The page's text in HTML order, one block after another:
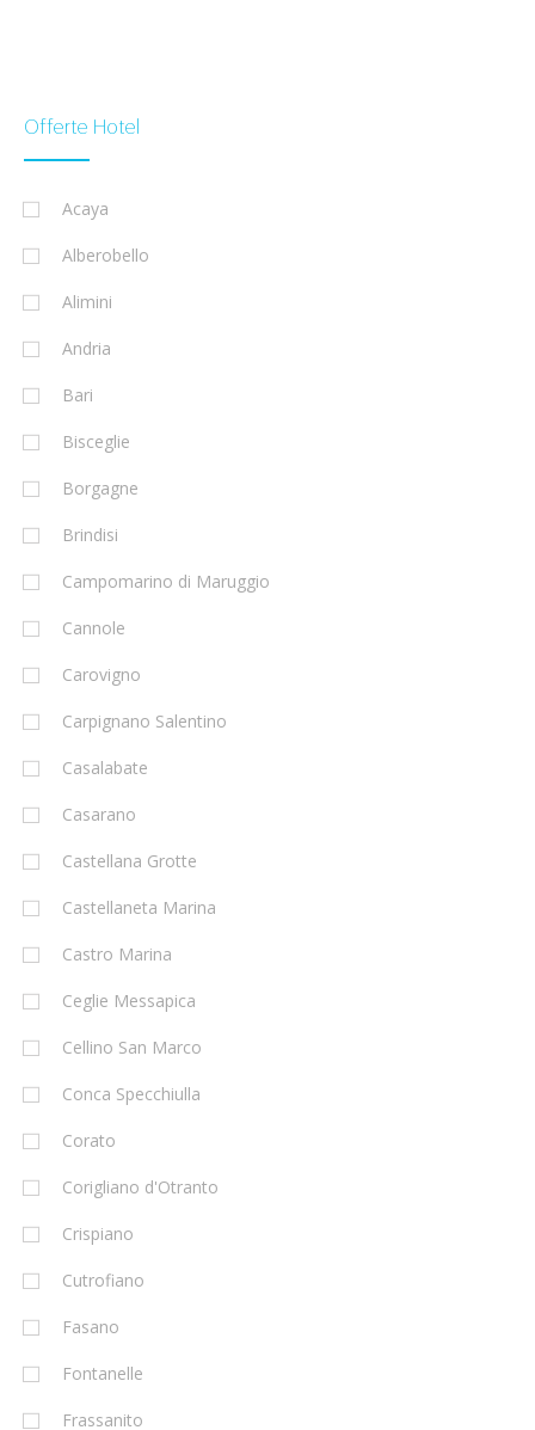
Offerte Hotel
Acaya
Alberobello
Alimini
Andria
Bari
Bisceglie
Borgagne
Brindisi
Campomarino di Maruggio
Cannole
Carovigno
Carpignano Salentino
Casalabate
Casarano
Castellana Grotte
Castellaneta Marina
Castro Marina
Ceglie Messapica
Cellino San Marco
Conca Specchiulla
Corato
Corigliano d'Otranto
Crispiano
Cutrofiano
Fasano
Fontanelle
Frassanito